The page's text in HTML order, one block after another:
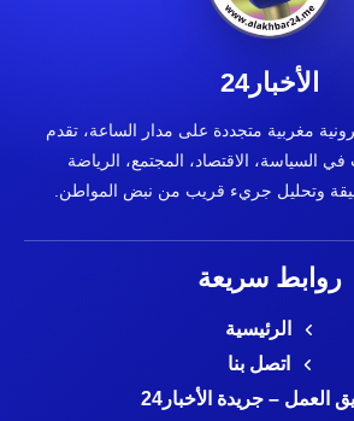
الأخبار24
مغربية متجددة على مدار الساعة، تقدم
السياسة، الاقتصاد، المجتمع، الرياضة
وتحليل جريء قريب من نبض المواطن.
روابط سريعة
الرئيسية
اتصل بنا
العمل – جريدة الأخبار24